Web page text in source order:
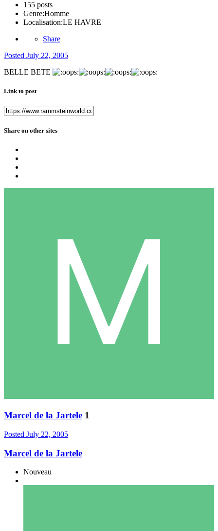
155 posts
Genre:Homme
Localisation:LE HAVRE
Share
Posted July 22, 2005
BELLE BETE
Link to post
Share on other sites
Marcel de la Jartele 1
Posted July 22, 2005
Marcel de la Jartele
Nouveau